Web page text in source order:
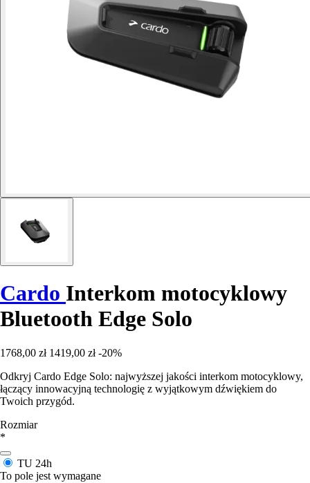
Cardo Interkom motocyklowy
Bluetooth Edge Solo
1768,00 zł 1419,00 zł -20%
Odkryj Cardo Edge Solo: najwyższej jakości interkom motocyklowy,
łączący innowacyjną technologię z wyjątkowym dźwiękiem do
Twoich przygód.
Rozmiar
*
TU 24h
To pole jest wymagane